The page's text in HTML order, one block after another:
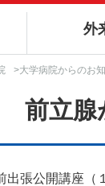
外
>大学病院からのお
前立腺
張公開講座（